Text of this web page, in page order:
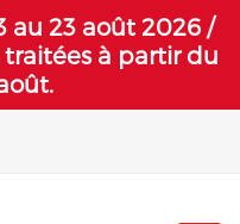
au 23 août 2026 /
à partir du